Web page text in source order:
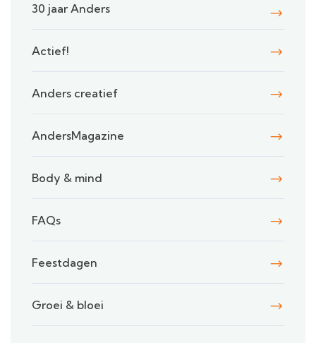
30 jaar Anders
Actief!
Anders creatief
AndersMagazine
Body & mind
FAQs
Feestdagen
Groei & bloei